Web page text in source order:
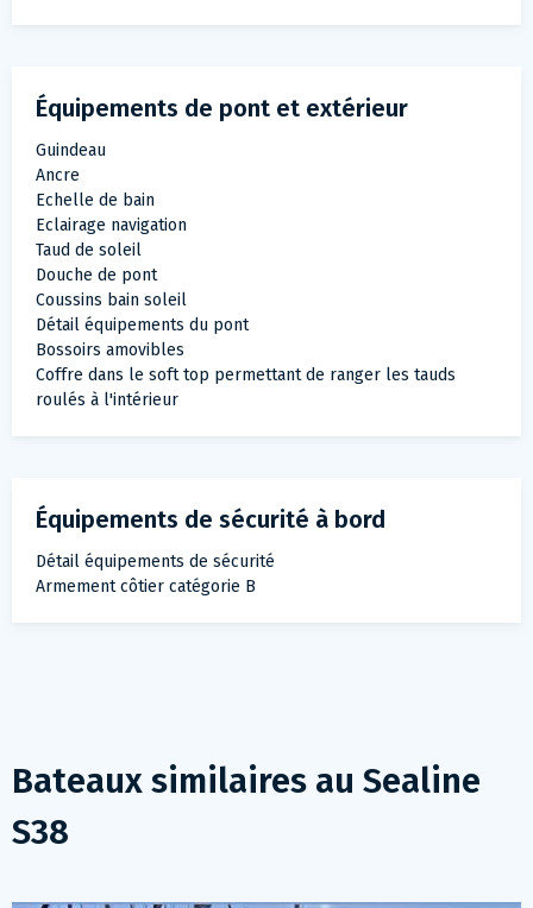
Équipements de pont et extérieur
Guindeau
Ancre
Echelle de bain
Eclairage navigation
Taud de soleil
Douche de pont
Coussins bain soleil
Détail équipements du pont
Bossoirs amovibles
Coffre dans le soft top permettant de ranger les tauds
roulés à l'intérieur
Équipements de sécurité à bord
Détail équipements de sécurité
Armement côtier catégorie B
Bateaux similaires au Sealine
S38